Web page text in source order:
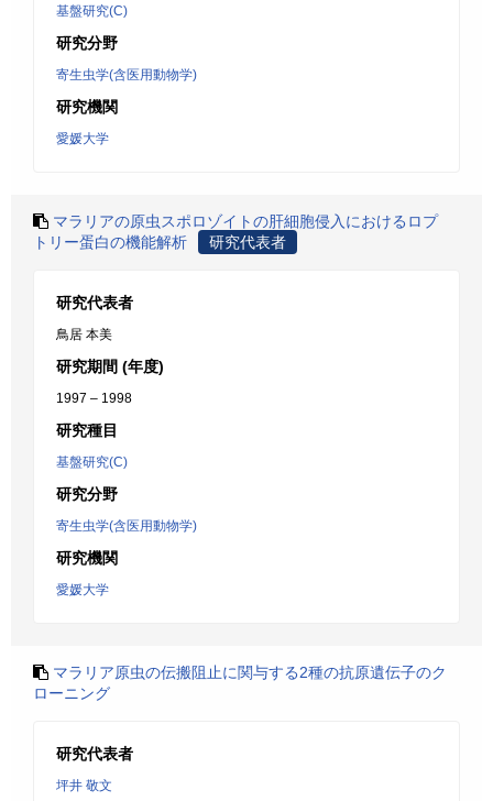
基盤研究(C)
研究分野
寄生虫学(含医用動物学)
研究機関
愛媛大学
マラリアの原虫スポロゾイトの肝細胞侵入におけるロプ
トリー蛋白の機能解析
研究代表者
研究代表者
鳥居 本美
研究期間 (年度)
1997 – 1998
研究種目
基盤研究(C)
研究分野
寄生虫学(含医用動物学)
研究機関
愛媛大学
マラリア原虫の伝搬阻止に関与する2種の抗原遺伝子のク
ローニング
研究代表者
坪井 敬文